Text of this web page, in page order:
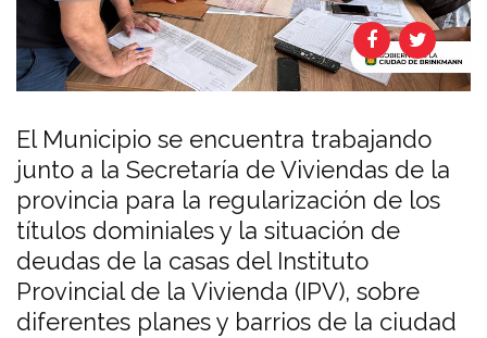
El Municipio se encuentra trabajando
junto a la Secretaría de Viviendas de la
provincia para la regularización de los
títulos dominiales y la situación de
deudas de la casas del Instituto
Provincial de la Vivienda (IPV), sobre
diferentes planes y barrios de la ciudad